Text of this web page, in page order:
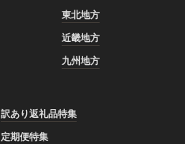
東北地方
近畿地方
九州地方
訳あり返礼品特集
定期便特集